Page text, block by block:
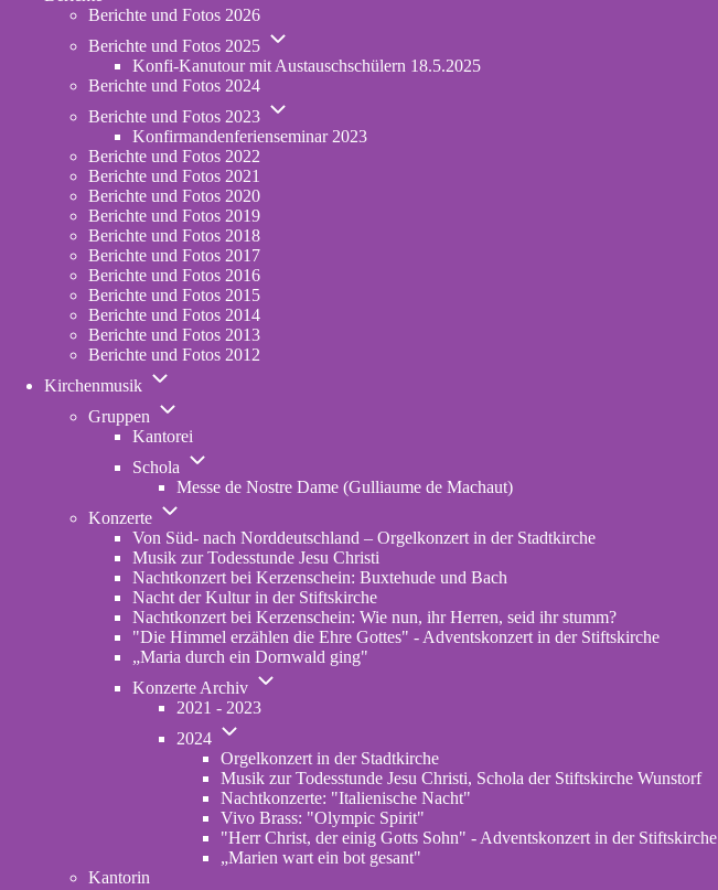
Berichte
Berichte und Fotos 2026
Berichte und Fotos 2025
Unternavigation
Berichte
Fotos
2025
Konfi-Kanutour mit Austauschschülern 18.5.2025
Berichte und Fotos 2024
Berichte und Fotos 2023
Unternavigation
Berichte
Konfirmandenferienseminar 2023
Berichte und Fotos 2022
Berichte und Fotos 2021
Berichte und Fotos 2020
Berichte und Fotos 2019
Berichte und Fotos 2018
Berichte und Fotos 2017
Berichte und Fotos 2016
Berichte und Fotos 2015
Berichte und Fotos 2014
Berichte und Fotos 2013
Berichte und Fotos 2012
Kirchenmusik
Unternavigation
Kirchenmusik
Gruppen
Unternavigation
Gruppen
Kantorei
Schola
Unternavigation
Schola
Messe de Nostre Dame (Gulliaume de Machaut)
Konzerte
Unternavigation
Konzerte
Von Süd- nach Norddeutschland – Orgelkonzert in der Stadtkirche
Musik zur Todesstunde Jesu Christi
Nachtkonzert bei Kerzenschein: Buxtehude und Bach
Nacht der Kultur in der Stiftskirche
Nachtkonzert bei Kerzenschein: Wie nun, ihr Herren, seid ihr stumm?
"Die Himmel erzählen die Ehre Gottes" - Adventskonzert in der Stiftskirche
„Maria durch ein Dornwald ging"
Konzerte Archiv
Unternavigation
Konzerte
2021 - 2023
2024
Unternavigation
2024
Orgelkonzert in der Stadtkirche
Musik zur Todesstunde Jesu Christi, Schola der Stiftskirche Wunstorf
Nachtkonzerte: "Italienische Nacht"
Vivo Brass: "Olympic Spirit"
"Herr Christ, der einig Gotts Sohn" - Adventskonzert in der Stiftskirche
„Marien wart ein bot gesant"
Kantorin